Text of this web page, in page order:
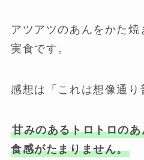
アツアツのあんをかた
実食です。
感想は「これは想像通り
甘みのあるトロトロの
食感がたまりません。